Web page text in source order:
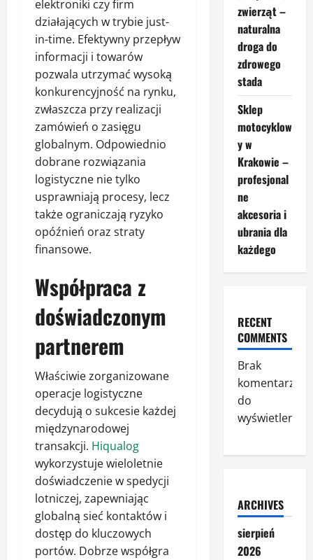
elektroniki czy firm
działających w trybie just-
in-time. Efektywny przepływ
informacji i towarów
pozwala utrzymać wysoką
konkurencyjność na rynku,
zwłaszcza przy realizacji
zamówień o zasięgu
globalnym. Odpowiednio
dobrane rozwiązania
logistyczne nie tylko
usprawniają procesy, lecz
także ograniczają ryzyko
opóźnień oraz straty
finansowe.
Współpraca z
doświadczonym
partnerem
Właściwie zorganizowane
operacje logistyczne
decydują o sukcesie każdej
międzynarodowej
transakcji. Hiqualog
wykorzystuje wieloletnie
doświadczenie w spedycji
lotniczej, zapewniając
globalną sieć kontaktów i
dostęp do kluczowych
portów. Dobrze współgra
zwierząt –
naturalna
droga do
zdrowego
stada
Sklep
motocyklow
y w
Krakowie –
profesjonal
ne
akcesoria i
ubrania dla
każdego
RECENT
COMMENTS
Brak
komentarzy
do
wyświetlenia.
ARCHIVES
sierpień
2026